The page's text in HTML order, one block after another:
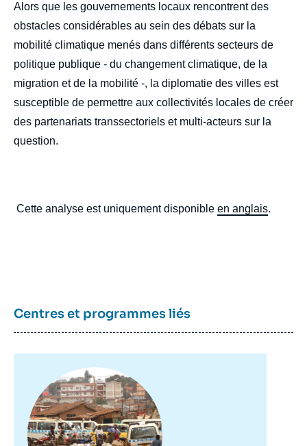
Alors que les gouvernements locaux rencontrent des
obstacles considérables au sein des débats sur la
mobilité climatique menés dans différents secteurs de
politique publique - du changement climatique, de la
migration et de la mobilité -, la diplomatie des villes est
susceptible de permettre aux collectivités locales de créer
des partenariats transsectoriels et multi-acteurs sur la
question.
Cette analyse est uniquement disponible en anglais.
Centres et programmes liés
principale